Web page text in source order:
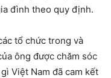
đình theo quy định.
tổ chức trong và
ông được chăm sóc
Việt Nam đã cam kết